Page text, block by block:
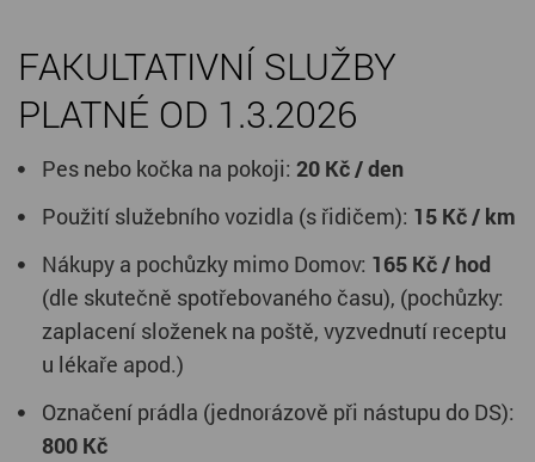
FAKULTATIVNÍ SLUŽBY
PLATNÉ OD 1.3.2026
Pes nebo kočka na pokoji: 20 Kč / den
Použití služebního vozidla (s řidičem): 15 Kč / km
Nákupy a pochůzky mimo Domov: 165 Kč / hod
(dle skutečně spotřebovaného času), (pochůzky:
zaplacení složenek na poště, vyzvednutí receptu
u lékaře apod.)
Označení prádla (jednorázově při nástupu do DS):
800 Kč